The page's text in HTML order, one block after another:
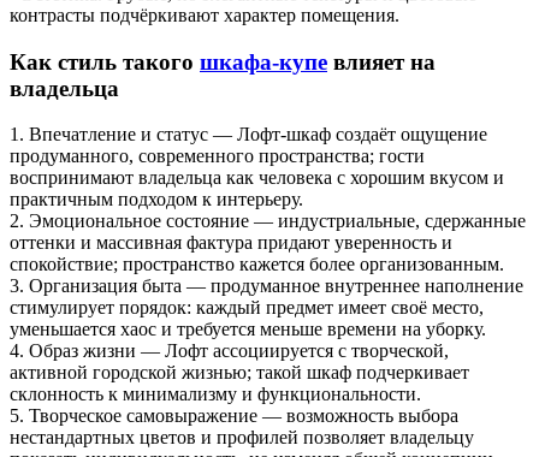
контрасты подчёркивают характер помещения.
Как стиль такого шкафа-купе влияет на
владельца
1. Впечатление и статус — Лофт-шкаф создаёт ощущение
продуманного, современного пространства; гости
воспринимают владельца как человека с хорошим вкусом и
практичным подходом к интерьеру.
2. Эмоциональное состояние — индустриальные, сдержанные
оттенки и массивная фактура придают уверенность и
спокойствие; пространство кажется более организованным.
3. Организация быта — продуманное внутреннее наполнение
стимулирует порядок: каждый предмет имеет своё место,
уменьшается хаос и требуется меньше времени на уборку.
4. Образ жизни — Лофт ассоциируется с творческой,
активной городской жизнью; такой шкаф подчеркивает
склонность к минимализму и функциональности.
5. Творческое самовыражение — возможность выбора
нестандартных цветов и профилей позволяет владельцу